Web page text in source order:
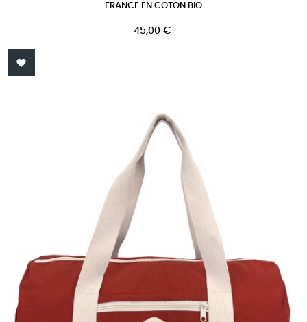
FRANCE EN COTON BIO
Prix
45,00 €
